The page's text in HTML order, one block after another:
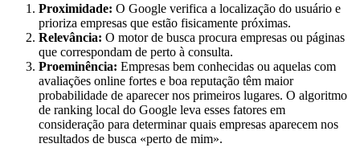
Proximidade: O Google verifica a localização do usuário e
prioriza empresas que estão fisicamente próximas.
Relevância: O motor de busca procura empresas ou páginas
que correspondam de perto à consulta.
Proeminência: Empresas bem conhecidas ou aquelas com
avaliações online fortes e boa reputação têm maior
probabilidade de aparecer nos primeiros lugares. O algoritmo
de ranking local do Google leva esses fatores em
consideração para determinar quais empresas aparecem nos
resultados de busca «perto de mim».